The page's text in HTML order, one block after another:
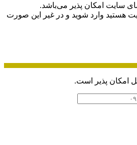
سایت امکان پذیر می‌باشد.
هستید وارد شوید و در غیر این صورت
امکان پذیر است.